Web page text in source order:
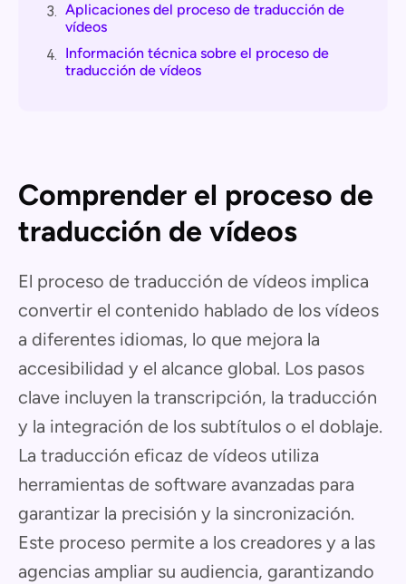
3. Aplicaciones del proceso de traducción de
vídeos
4. Información técnica sobre el proceso de
traducción de vídeos
Comprender el proceso de
traducción de vídeos
El proceso de traducción de vídeos implica
convertir el contenido hablado de los vídeos
a diferentes idiomas, lo que mejora la
accesibilidad y el alcance global. Los pasos
clave incluyen la transcripción, la traducción
y la integración de los subtítulos o el doblaje.
La traducción eficaz de vídeos utiliza
herramientas de software avanzadas para
garantizar la precisión y la sincronización.
Este proceso permite a los creadores y a las
agencias ampliar su audiencia, garantizando